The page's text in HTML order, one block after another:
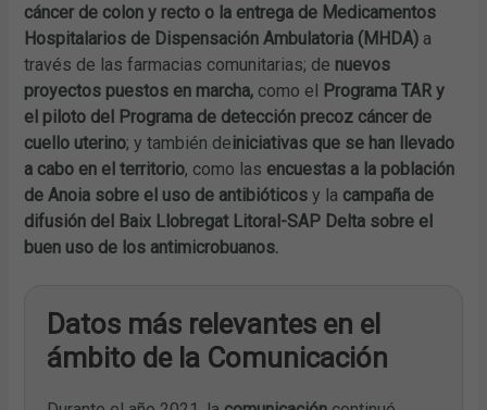
cáncer de colon y recto o la entrega de Medicamentos
Hospitalarios de Dispensación Ambulatoria (MHDA) a
través de las farmacias comunitarias; de nuevos
proyectos puestos en marcha, como el Programa TAR y
el piloto del Programa de detección precoz cáncer de
cuello uterino; y también deiniciativas que se han llevado
a cabo en el territorio, como las encuestas a la población
de Anoia sobre el uso de antibióticosy la campaña de
difusión del Baix Llobregat Litoral-SAP Delta sobre el
buen uso de los antimicrobuanos.
Datos más relevantes en el
ámbito de la Comunicación